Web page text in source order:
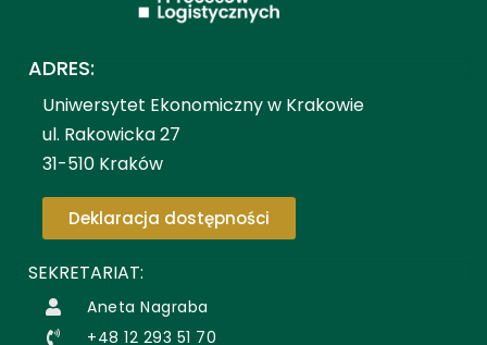
ADRES:
Uniwersytet Ekonomiczny w Krakowie
ul. Rakowicka 27
31-510 Kraków
Deklaracja dostępności
SEKRETARIAT:
Aneta Nagraba
+48 12 293 51 70